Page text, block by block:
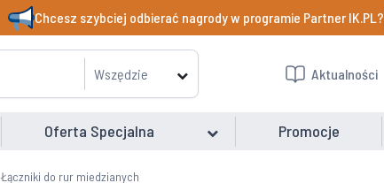
Chcesz szybciej odbierać nagrody w programie Partner IK.PL?
Wszędzie Aktualności
Oferta Specjalna Promocje
Łączniki do rur miedzianych